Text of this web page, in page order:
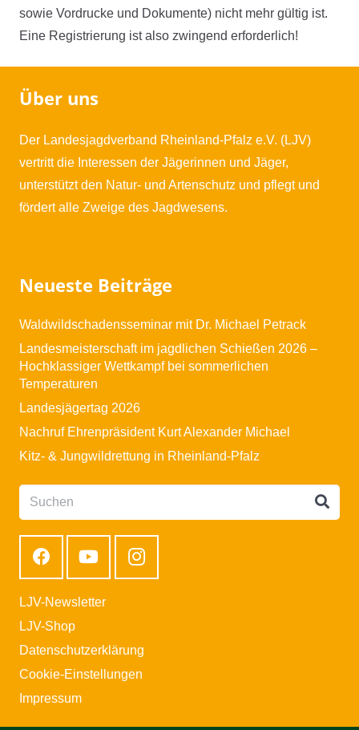
sowie Vordrucke und Dokumente) nicht mehr gültig ist.
Eine Registrierung ist also zwingend erforderlich!
Über uns
Der Landesjagdverband Rheinland-Pfalz e.V. (LJV)
vertritt die Interessen der Jägerinnen und Jäger,
unterstützt den Natur- und Artenschutz und pflegt und
fördert alle Zweige des Jagdwesens.
Neueste Beiträge
Waldwildschadensseminar mit Dr. Michael Petrack
Landesmeisterschaft im jagdlichen Schießen 2026 –
Hochklassiger Wettkampf bei sommerlichen
Temperaturen
Landesjägertag 2026
Nachruf Ehrenpräsident Kurt Alexander Michael
Kitz- & Jungwildrettung in Rheinland-Pfalz
LJV-Newsletter
LJV-Shop
Datenschutzerklärung
Cookie-Einstellungen
Impressum